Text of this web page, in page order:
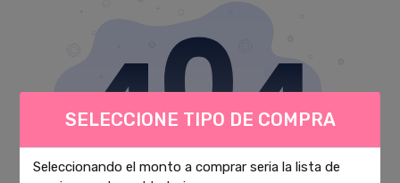
SELECCIONE TIPO DE COMPRA
Seleccionando el monto a comprar seria la lista de